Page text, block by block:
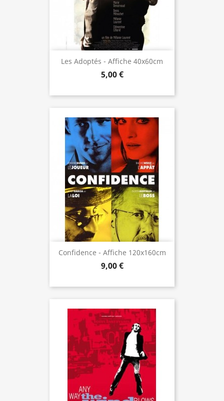
Les Adoptés - Affiche 40x60cm
5,00 €
Confidence - Affiche 120x160cm
9,00 €